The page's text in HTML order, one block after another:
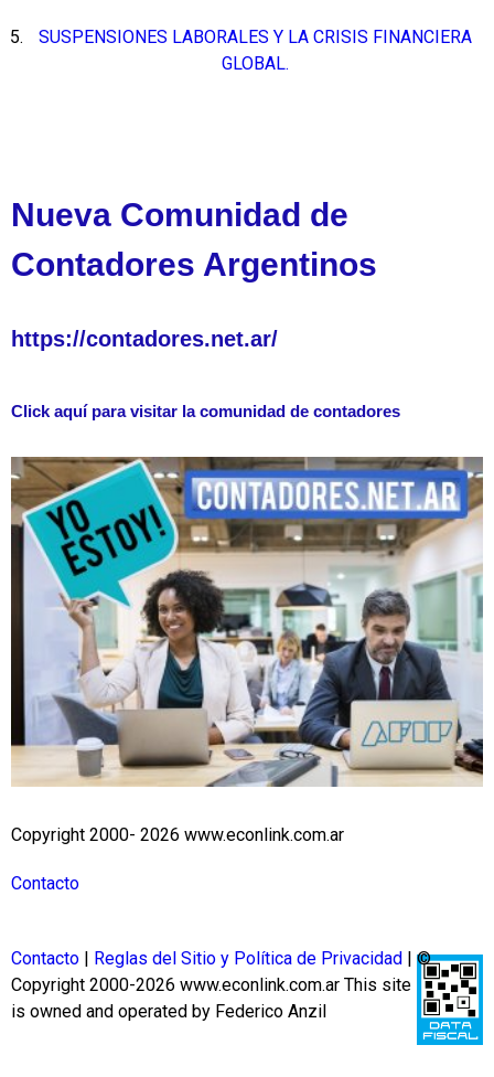
SUSPENSIONES LABORALES Y LA CRISIS FINANCIERA
GLOBAL.
Nueva Comunidad de
Contadores Argentinos
https://contadores.net.ar/
Click aquí para visitar la comunidad de contadores
Copyright 2000- 2026 www.econlink.com.ar
Contacto
Contacto | Reglas del Sitio y Política de Privacidad | ©
Copyright 2000-2026 www.econlink.com.ar This site
is owned and operated by Federico Anzil